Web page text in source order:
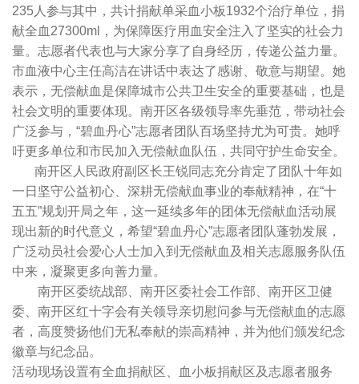
235人参与其中，共计捐献单采血小板1932个治疗单位，捐
献全血27300ml，为保障医疗用血安全注入了坚实的社会力
量。志愿者代表也与大家分享了自身经历，传递公益力量。
市血液中心主任高洁在讲话中表达了感谢、敬意与期望。她
表示，无偿献血是保障城市公共卫生安全的重要基础，也是
社会文明的重要体现。南开区各级领导率先垂范，带动社会
广泛参与，“碧血丹心”志愿者团队百场坚持尤为可贵。她呼
吁更多单位和市民加入无偿献血队伍，共同守护生命安全。
南开区人民政府副区长王锐同志充分肯定了团队十年如
一日坚守公益初心、深耕无偿献血事业的奉献精神，在“十
五五”规划开局之年，这一延续多年的团体无偿献血活动展
现出新的时代意义，希望“碧血丹心”志愿者团队蓬勃发展，
广泛动员社会爱心人士加入到无偿献血及相关志愿服务队伍
中来，凝聚更多向善力量。
南开区委统战部、南开区委社会工作部、南开区卫健
委、南开区红十字会有关领导亲切慰问参与无偿献血的志愿
者，高度赞扬他们无私奉献的崇高精神，并为他们颁发纪念
徽章与纪念品。
活动现场设置有全血捐献区、血小板捐献区及志愿者服务